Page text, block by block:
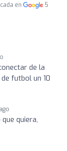
en
5
de la
futbol un 10
quiera,